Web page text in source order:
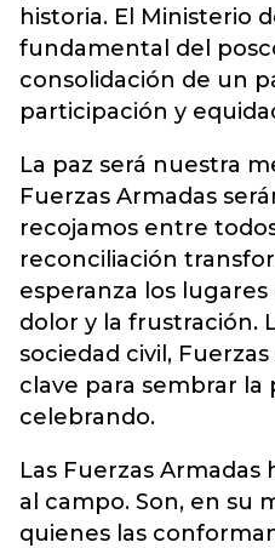
historia. El Ministerio
fundamental del
consolidación de un
participación y
La paz será nuestra
Fuerzas Armadas
recojamos entre
reconciliación
esperanza los
dolor y la frustración.
sociedad civil, Fuerzas
clave para sembrar la
celebrando.
Las Fuerzas
al campo. Son, en su
quienes las